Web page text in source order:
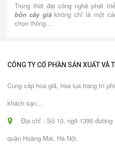
Trong thời đại công nghệ phát
bồn cây giảkhông chỉ là một
chọn thông...
CÔNG TY CỔ PHẦN SẢN XUẤT VÀ
Cung cấp hoa giả, hoa lụa trang trí
khách sạn...
Địa chỉ : Số 10, ngõ 1395 đường
quận Hoàng Mai, Hà Nội.